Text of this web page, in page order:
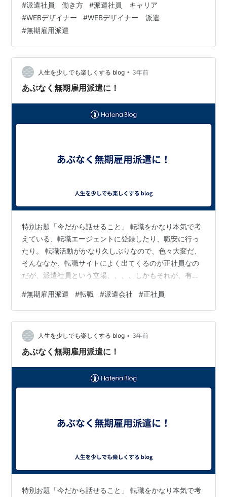
遣であっても安定して働きたい」が、やっぱり本音 私は
10年以上、派遣社員の雇用形態でWEBデザイナーとして
働いていますが、派遣という働き方を選んだ理由は、い
くつかあります。 「納得いかない残業をしたくない」と
いったような、ワークライフバランス的な側面もありま
すが、他方で「正社員で…
#派遣社員 働き方 #派遣社員 キャリア
#WEBデザイナー #WEBデザイナー 派遣
#無期雇用派遣
人生を少しでも楽しくする blog • 3年前
あぶなく無期雇用派遣に！
特別お題「今だから話せること」 転職をかなり本気で考
えている、転職エージェントに登録したり、職安に行っ
たり。 転職活動がかなり久しぶりなので、色々大変だ、
そんななか、転職サイトによく出てくるのが正社員なの
だが、派遣社員という立場、、、、しかもそれが、有期
があることを知らなかった、そうそれは派遣会社に正社
員として雇われるのであるが、その会社から別の会社に
派遣されるのである、こっちで正社員だが、働く会社で
は派遣社員、、、しかも普通の派遣と違って、期間の定
めがないのである、普通派遣は３年と決まっている。
#無期雇用派遣 #転職 #派遣会社 #正社員
人生を少しでも楽しくする blog • 3年前
あぶなく無期雇用派遣に！
特別お題「今だから話せること」 転職をかなり本気で考